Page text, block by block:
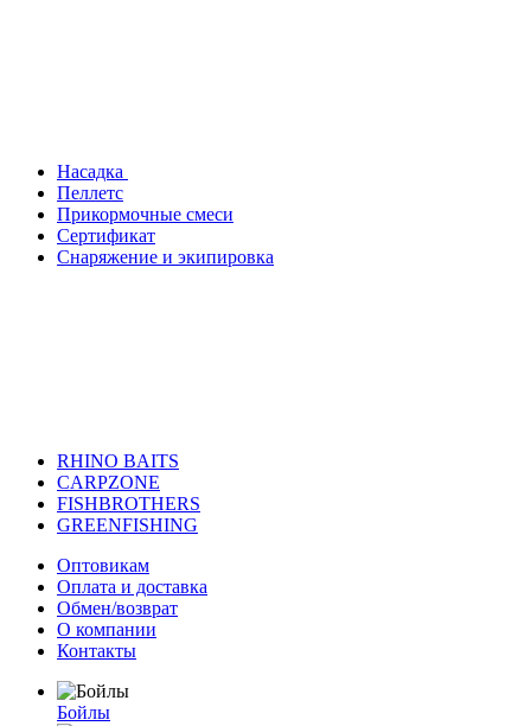
Насадка
Пеллетс
Прикормочные смеси
Сертификат
Снаряжение и экипировка
RHINO BAITS
CARPZONE
FISHBROTHERS
GREENFISHING
Оптовикам
Оплата и доставка
Обмен/возврат
О компании
Контакты
Бойлы